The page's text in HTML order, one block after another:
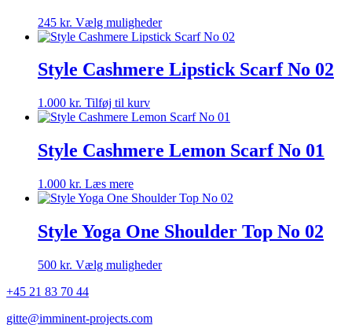
245 kr. Vælg mulighederDette
vare
flere
varianter.
vælges
varesiden
Style Cashmere Lipstick Scarf No 02
1.000 kr. Tilføj til kurv
Style Cashmere Lemon Scarf No 01
1.000 kr. Læs mere
Style Yoga One Shoulder Top No 02
500 kr. Vælg mulighederDette
+45 21 83 70 44
gitte@imminent-projects.com